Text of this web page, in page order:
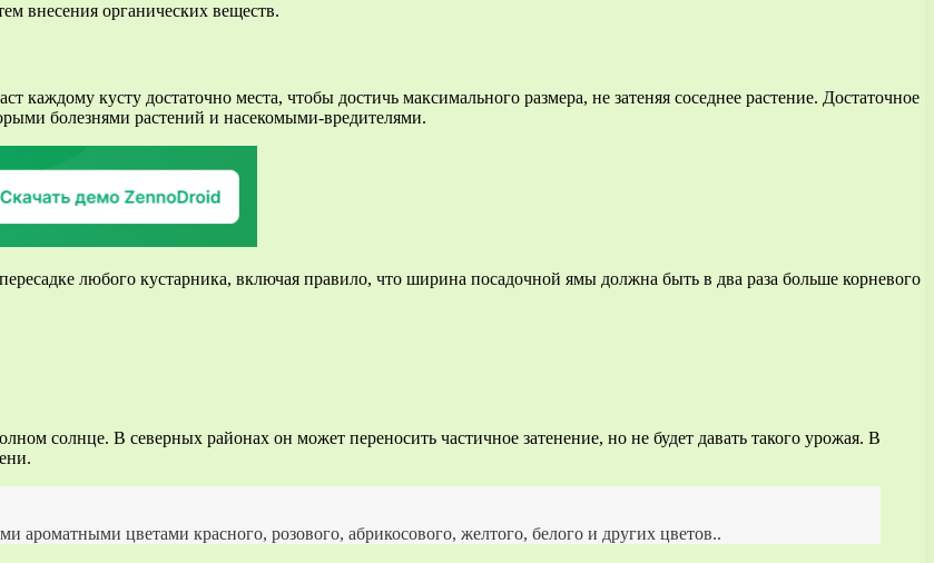
внесения органических веществ.
каждому кусту достаточно места, чтобы достичь максимального размера, не затеняя соседнее растение. Достаточное
болезнями растений и насекомыми-вредителями.
любого кустарника, включая правило, что ширина посадочной ямы должна быть в два раза больше корневого
солнце. В северных районах он может переносить частичное затенение, но не будет давать такого урожая. В
ароматными цветами красного, розового, абрикосового, желтого, белого и других цветов..